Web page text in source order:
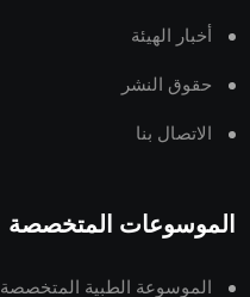
أخبار الهيئة
حقوق النشر
الاتصال بنا
الموسوعات المتخصصة
الموسوعة الطبية المتخصصة